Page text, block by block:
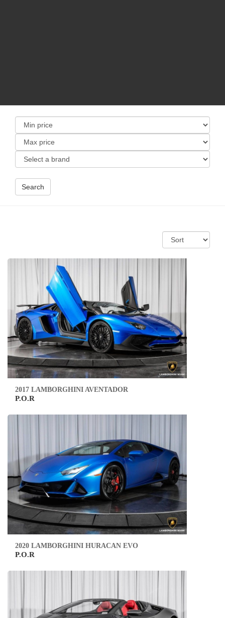
Search
2017 LAMBORGHINI AVENTADOR
P.O.R
2020 LAMBORGHINI HURACAN EVO
P.O.R